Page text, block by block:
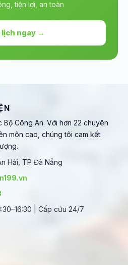
tiện lợi, an toàn
ngay →
Bộ Công An. Với hơn 22 chuyên
môn cao, chúng tôi cam kết
Hải, TP Đà Nẵng
| Cấp cứu 24/7